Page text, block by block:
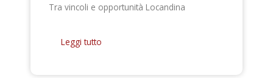
Tra vincoli e opportunità Locandina
Leggi tutto